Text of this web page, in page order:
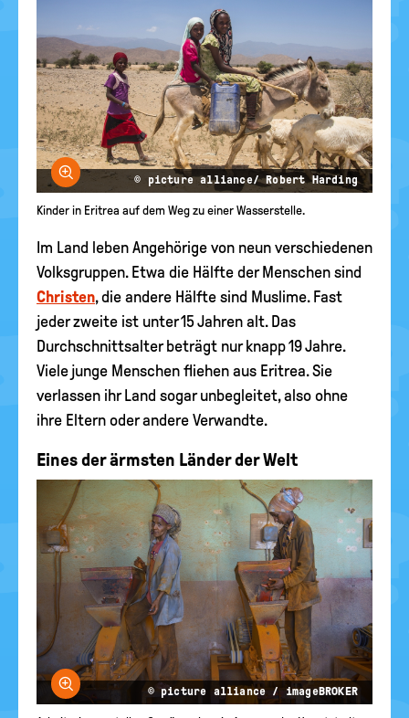
Bild vergrößern
© picture alliance/ Robert Harding
Kinder in Eritrea auf dem Weg zu einer Wasserstelle.
Im Land leben Angehörige von neun verschiedenen
Volksgruppen. Etwa die Hälfte der Menschen sind
Christen, die andere Hälfte sind Muslime. Fast
jeder zweite ist unter 15 Jahren alt. Das
Durchschnittsalter beträgt nur knapp 19 Jahre.
Viele junge Menschen fliehen aus Eritrea. Sie
verlassen ihr Land sogar unbegleitet, also ohne
ihre Eltern oder andere Verwandte.
Eines der ärmsten Länder der Welt
Bild vergrößern
© picture alliance / imageBROKER